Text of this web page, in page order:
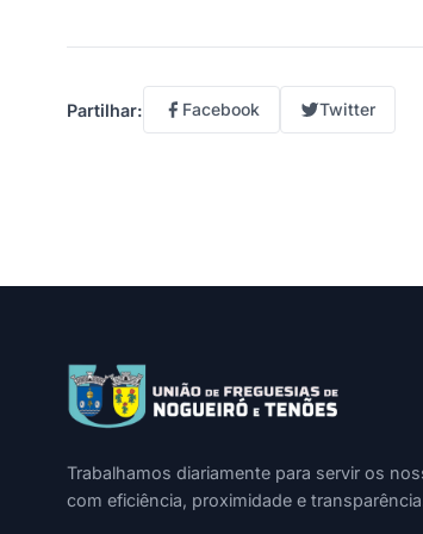
Partilhar: Facebook Twitter
Trabalhamos diariamente para servir os
com eficiência, proximidade e